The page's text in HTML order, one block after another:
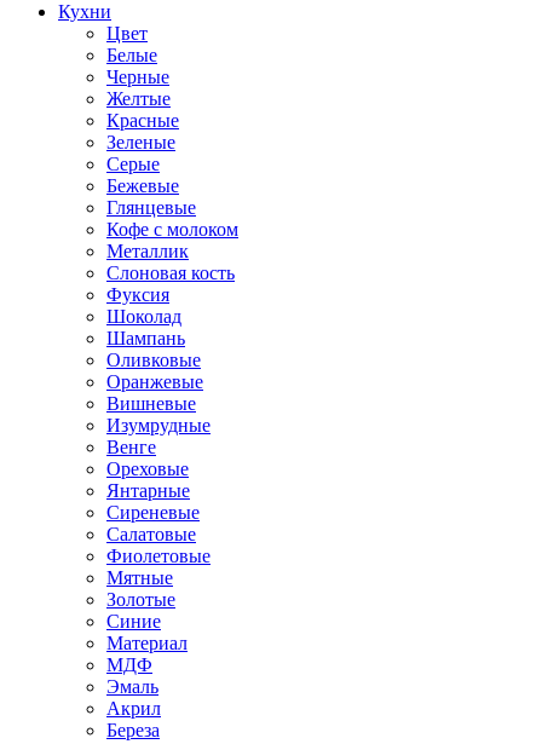
Кухни
Цвет
Белые
Черные
Желтые
Красные
Зеленые
Серые
Бежевые
Глянцевые
Кофе с молоком
Металлик
Слоновая кость
Фуксия
Шоколад
Шампань
Оливковые
Оранжевые
Вишневые
Изумрудные
Венге
Ореховые
Янтарные
Сиреневые
Салатовые
Фиолетовые
Мятные
Золотые
Синие
Материал
МДФ
Эмаль
Акрил
Береза